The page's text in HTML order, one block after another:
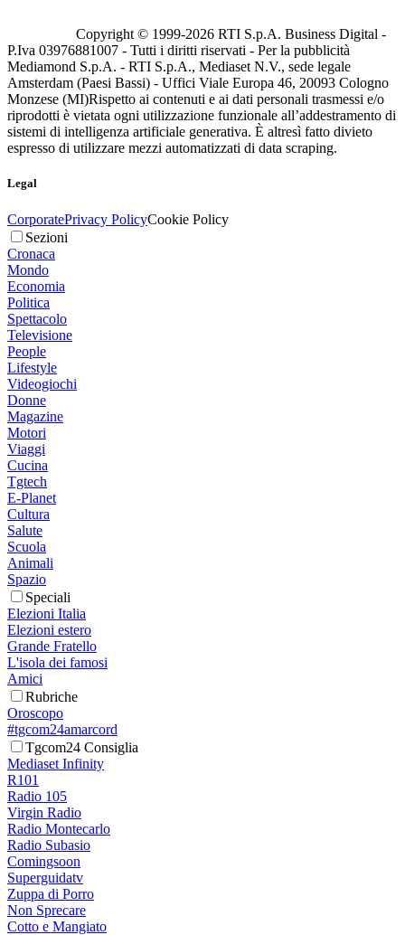
Copyright © 1999-2026 RTI S.p.A. Business Digital -
P.Iva 03976881007 - Tutti i diritti riservati - Per la pubblicità
Mediamond S.p.A. - RTI S.p.A., Mediaset N.V., sede legale
Amsterdam (Paesi Bassi) - Uffici Viale Europa 46, 20093 Cologno
Monzese (MI)Rispetto ai contenuti e ai dati personali trasmessi e/o
riprodotti è vietata ogni utilizzazione funzionale all’addestramento di
sistemi di intelligenza artificiale generativa. È altresì fatto divieto
espresso di utilizzare mezzi automatizzati di data scraping.
Legal
CorporatePrivacy PolicyCookie Policy
Sezioni
Cronaca
Mondo
Economia
Politica
Spettacolo
Televisione
People
Lifestyle
Videogiochi
Donne
Magazine
Motori
Viaggi
Cucina
Tgtech
E-Planet
Cultura
Salute
Scuola
Animali
Spazio
Speciali
Elezioni Italia
Elezioni estero
Grande Fratello
L'isola dei famosi
Amici
Rubriche
Oroscopo
#tgcom24amarcord
Tgcom24 Consiglia
Mediaset Infinity
R101
Radio 105
Virgin Radio
Radio Montecarlo
Radio Subasio
Comingsoon
Superguidatv
Zuppa di Porro
Non Sprecare
Cotto e Mangiato